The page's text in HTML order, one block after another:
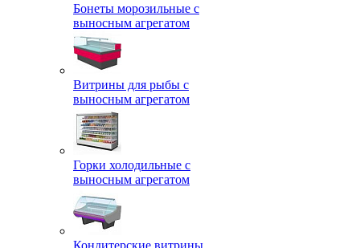
Бонеты морозильные с
выносным агрегатом
Витрины для рыбы с
выносным агрегатом
Горки холодильные с
выносным агрегатом
Кондитерские витрины